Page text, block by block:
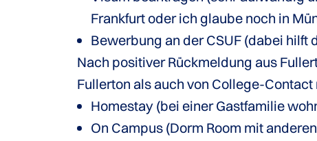
Frankfurt oder ich glaube noch in
Bewerbung an der CSUF (dabei
Nach positiver Rückmeldung aus
Fullerton als auch von College-
Homestay (bei einer Gastfamilie
On Campus (Dorm Room mit